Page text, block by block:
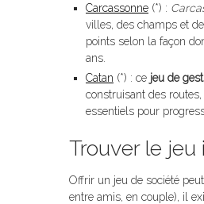
Carcassonne (*) :
villes, des champs et
points selon la façon
ans.
Catan (*) : ce jeu de
construisant des
essentiels pour
Trouver le jeu
Offrir un jeu de société
entre amis, en couple), il